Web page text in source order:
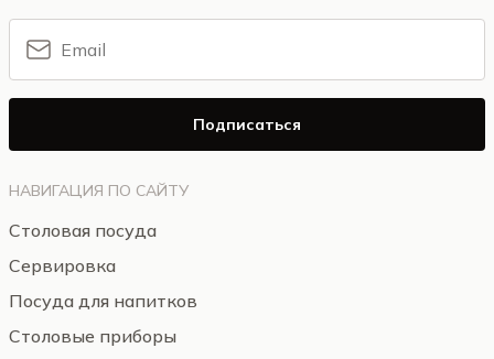
НАВИГАЦИЯ ПО САЙТУ
Столовая посуда
Сервировка
Посуда для напитков
Столовые приборы
Подписаться